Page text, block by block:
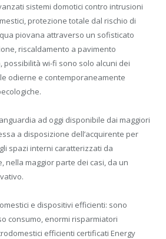
sistemi domotici contro intrusioni
protezione totale dal rischio di
piovana attraverso un sofisticato
riscaldamento a pavimento
possibilità wi-fi sono solo alcuni dei
odierne e contemporaneamente
ad oggi disponibile dai maggiori
a disposizione dell’acquirente per
spazi interni caratterizzati da
nella maggior parte dei casi, da un
e dispositivi efficienti: sono
consumo, enormi risparmiatori
efficienti certificati Energy